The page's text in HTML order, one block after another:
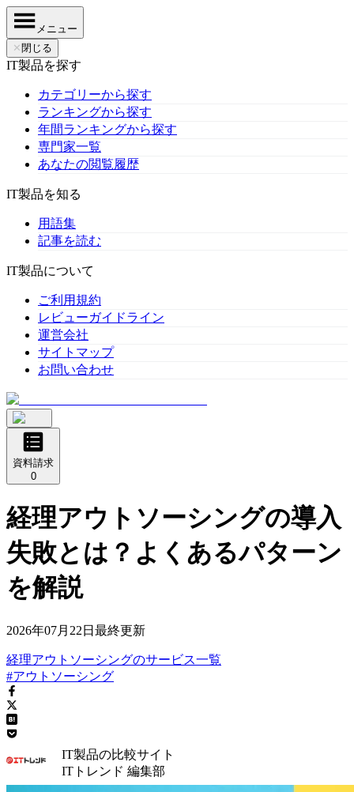
メニュー
✕ 閉じる
IT製品を探す
カテゴリーから探す
ランキングから探す
年間ランキングから探す
専門家一覧
あなたの閲覧履歴
IT製品を知る
用語集
記事を読む
IT製品について
ご利用規約
レビューガイドライン
運営会社
サイトマップ
お問い合わせ
資料請求
0
経理アウトソーシングの導入
失敗とは？よくあるパターン
を解説
2026年07月22日 最終更新
経理アウトソーシングのサービス一覧
#アウトソーシング
IT製品の比較サイト
ITトレンド 編集部